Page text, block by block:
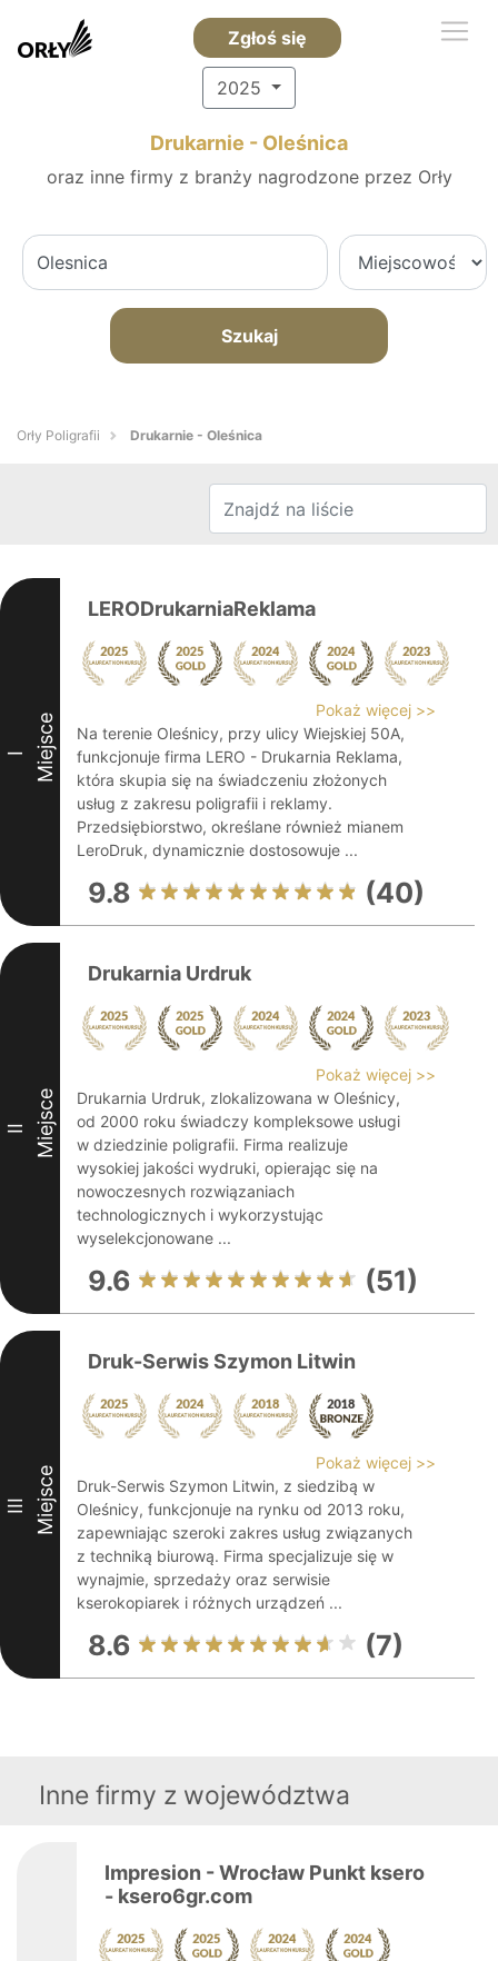
Zgłoś się
2025
Drukarnie - Oleśnica
oraz inne firmy z branży nagrodzone przez Orły
Szukaj
Orły Poligrafii Drukarnie - Oleśnica
I Miejsce
LERODrukarniaReklama
Pokaż więcej >>
Na terenie Oleśnicy, przy ulicy Wiejskiej 50A,
funkcjonuje firma LERO - Drukarnia Reklama,
która skupia się na świadczeniu złożonych
usług z zakresu poligrafii i reklamy.
Przedsiębiorstwo, określane również mianem
LeroDruk, dynamicznie dostosowuje ...
9.8 (40)
II Miejsce
Drukarnia Urdruk
Pokaż więcej >>
Drukarnia Urdruk, zlokalizowana w Oleśnicy,
od 2000 roku świadczy kompleksowe usługi
w dziedzinie poligrafii. Firma realizuje
wysokiej jakości wydruki, opierając się na
nowoczesnych rozwiązaniach
technologicznych i wykorzystując
wyselekcjonowane ...
9.6 (51)
III Miejsce
Druk-Serwis Szymon Litwin
Pokaż więcej >>
Druk-Serwis Szymon Litwin, z siedzibą w
Oleśnicy, funkcjonuje na rynku od 2013 roku,
zapewniając szeroki zakres usług związanych
z techniką biurową. Firma specjalizuje się w
wynajmie, sprzedaży oraz serwisie
kserokopiarek i różnych urządzeń ...
8.6 (7)
Inne firmy z województwa
Impresion - Wrocław Punkt ksero
- ksero6gr.com